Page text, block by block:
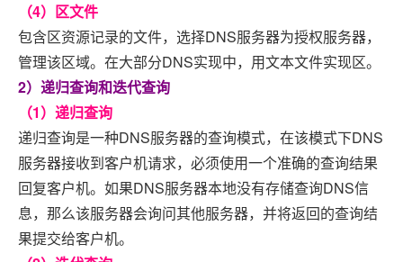
（4）区文件
包含区资源记录的文件，选择DNS服务器为授权服务器，
管理该区域。在大部分DNS实现中，用文本文件实现区。
2）递归查询和迭代查询
（1）递归查询
递归查询是一种DNS服务器的查询模式，在该模式下DNS
服务器接收到客户机请求，必须使用一个准确的查询结果
回复客户机。如果DNS服务器本地没有存储查询DNS信
息，那么该服务器会询问其他服务器，并将返回的查询结
果提交给客户机。